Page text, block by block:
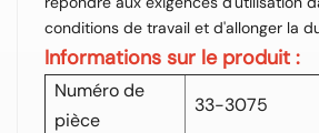
conditions de travail et d'allonger la
Informations sur le produit :
Numéro de
pièce
33-3075